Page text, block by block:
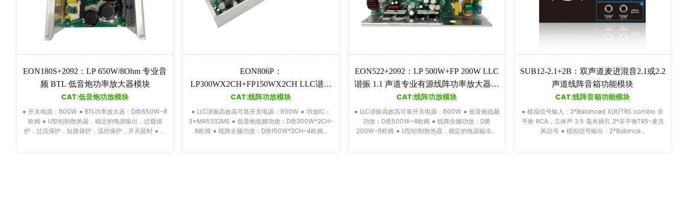
：双声道麦进混音2.1或2.2
声道线阵音箱功能模块
CAT:线阵音箱功能模块
输入：2*Balanced XLR/TRS combo 非
声 3.5 毫米插孔 2*非平衡TRS-麦克
风信号 ● 模拟信号输出：2*Balance...
EON206:带 5 频段均衡器的多通道 2.1 或
2.2 通道线阵列扬声器功能模块
CAT:线阵音箱功能模块
● 模拟信号输入：2CH*Balanced XLR-可切换线路/
麦克风信号 立体声 TRS 或 RCA 可切换线路/麦克风
信号 ● 模拟信号输出：非平衡RCA ● 控制：低音炮输
PL18：5波段图形均衡器电分频功能模块
CAT:电气分频功能模块
● 模拟信号输入：平衡式XLR 或TRS jack-mic 信号
平衡 XLR 或非平衡 RCA 插孔或立体声 3.5mm 插孔
线路信号 ● 模拟信号输出：平衡XLR或TRS插孔 ...
PL90：2通道话筒输入带话筒混响控制电
分频功能模块
CAT:电气分频功能模块
● 模拟信号输入：平衡XLR或TRS jack-mic信号 平衡
XLR 或立体声 3.5 毫米插孔线路信号 ● 模拟信号输
出：平衡XLR ● 控制：2CH*Mic通道音量控制...
SP2：高音
● 模拟信号输入：
XLR 或非平衡 RCA 插孔